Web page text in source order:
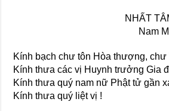
NHẤT
Nam
Kính bạch chư tôn Hòa thượng,
Kính thưa các vị Huynh trưởng Gia
Kính thưa quý nam nữ Phật tử gần
Kính thưa quý liệt vị !